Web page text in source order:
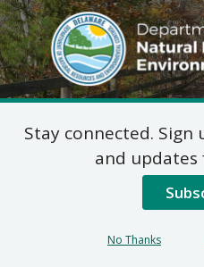
DNREC Menu
Solicitudes
de
Stay connected.
and updates
No Thanks